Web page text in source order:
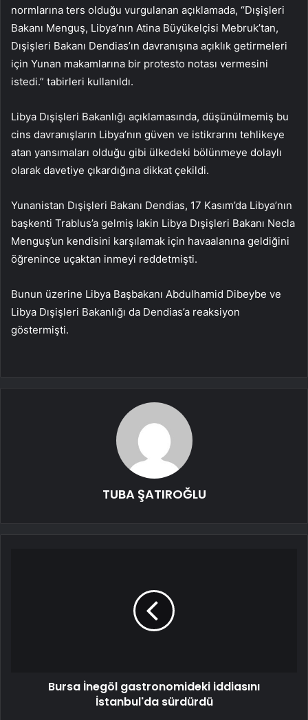
normlarına ters olduğu vurgulanan açıklamada, “Dışişleri
Bakanı Menguş, Libya’nın Atina Büyükelçisi Mebruk’tan,
Dışişleri Bakanı Dendias’ın davranışına açıklık getirmeleri
için Yunan makamlarına bir protesto notası vermesini
istedi.” tabirleri kullanıldı.
Libya Dışişleri Bakanlığı açıklamasında, düşünülmemiş bu
cins davranışların Libya’nın güven ve istikrarını tehlikeye
atan yansımaları olduğu gibi ülkedeki bölünmeye dolaylı
olarak davetiye çıkardığına dikkat çekildi.
Yunanistan Dışişleri Bakanı Dendias, 17 Kasım’da Libya’nın
başkenti Trablus’a gelmiş lakin Libya Dışişleri Bakanı Necla
Menguş’un kendisini karşılamak için havaalanına geldiğini
öğrenince uçaktan inmeyi reddetmişti.
Bunun üzerine Libya Başbakanı Abdulhamid Dibeybe ve
Libya Dışişleri Bakanlığı da Dendias’a reaksiyon
göstermişti.
TUBA ŞATIROĞLU
Bursa İnegöl gastronomideki iddiasını
İstanbul'da sürdürdü